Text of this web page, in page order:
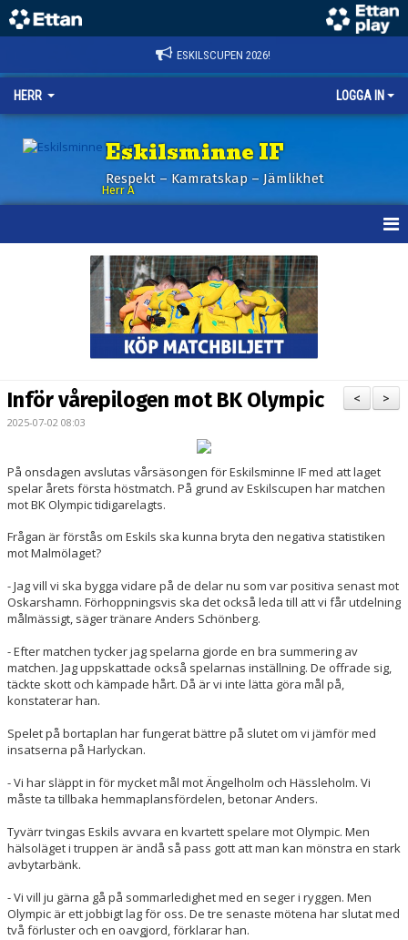
ESKILSCUPEN 2026!
HERR LOGGA IN
Eskilsminne IF
Respekt – Kamratskap – Jämlikhet
Herr A
BILDGALLERI
MATCHER
ETTAN SÖDRA
>
<
Inför vårepilogen mot BK Olympic
2025-07-02 08:03
På onsdagen avslutas vårsäsongen för Eskilsminne IF med att laget
spelar årets första höstmatch. På grund av Eskilscupen har matchen
mot BK Olympic tidigarelagts.
Frågan är förstås om Eskils ska kunna bryta den negativa statistiken
mot Malmölaget?
- Jag vill vi ska bygga vidare på de delar nu som var positiva senast mot
Oskarshamn. Förhoppningsvis ska det också leda till att vi får utdelning
målmässigt, säger tränare Anders Schönberg.
- Efter matchen tycker jag spelarna gjorde en bra summering av
matchen. Jag uppskattade också spelarnas inställning. De offrade sig,
täckte skott och kämpade hårt. Då är vi inte lätta göra mål på,
konstaterar han.
Spelet på bortaplan har fungerat bättre på slutet om vi jämför med
insatserna på Harlyckan.
- Vi har släppt in för mycket mål mot Ängelholm och Hässleholm. Vi
måste ta tillbaka hemmaplansfördelen, betonar Anders.
Tyvärr tvingas Eskils avvara en kvartett spelare mot Olympic. Men
hälsoläget i truppen är ändå så pass gott att man kan mönstra en stark
avbytarbänk.
- Vi vill ju gärna gå på sommarledighet med en seger i ryggen. Men
Olympic är ett jobbigt lag för oss. De tre senaste mötena har slutat med
två förluster och en oavgjord, förklarar han.